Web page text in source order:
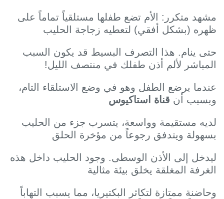
متكرر: الأم تضع طفلها مستلقياً تماماً على
(بشكل أفقي) لتعطيه زجاجة الحليب
ينام. هذا التصرف البسيط قد يكون السبب
لألم أذن طفلك في منتصف الليل!
يرضع الطفل وهو في وضع الاستلقاء التام،
أن قناة استاكيوس
مستقيمة وواسعة، يتسرب جزء من الحليب
ويتدفق رجوعاً من مؤخرة الحلق
إلى الأذن الوسطى. وجود الحليب داخل هذه
المغلقة يخلق بيئة مثالية
ممتازة لتكاثر البكتيريا، مما يسبب التهاباً